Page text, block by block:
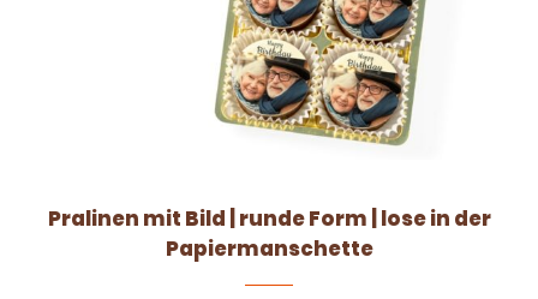
Pralinen mit Bild | runde Form | lose in der
Papiermanschette